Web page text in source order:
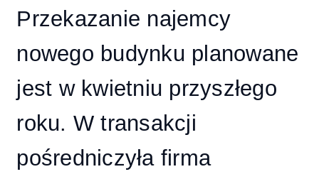
Przekazanie najemcy
nowego budynku planowane
jest w kwietniu przyszłego
roku. W transakcji
pośredniczyła firma